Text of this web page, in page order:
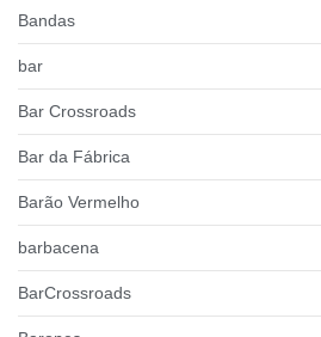
Bandas
bar
Bar Crossroads
Bar da Fábrica
Barão Vermelho
barbacena
BarCrossroads